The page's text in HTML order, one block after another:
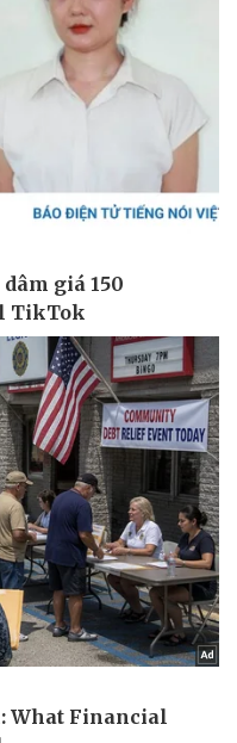
Việt Nam
Phân tích